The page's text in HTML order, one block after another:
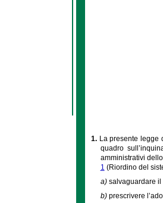
1. La presente legge
quadro
amministrativi
1 (Riordino del
a) salvaguardare il
b) prescrivere